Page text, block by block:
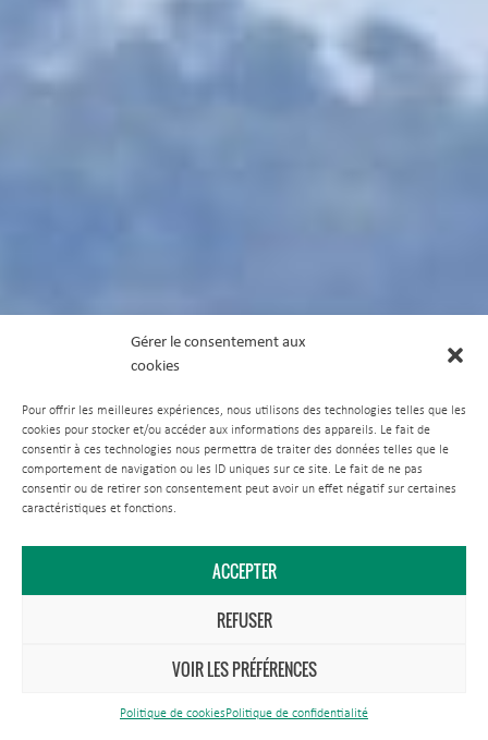
Gérer le consentement aux
cookies
Pour offrir les meilleures expériences, nous utilisons des technologies telles que les
cookies pour stocker et/ou accéder aux informations des appareils. Le fait de
consentir à ces technologies nous permettra de traiter des données telles que le
comportement de navigation ou les ID uniques sur ce site. Le fait de ne pas
consentir ou de retirer son consentement peut avoir un effet négatif sur certaines
caractéristiques et fonctions.
ACCEPTER
REFUSER
VOIR LES PRÉFÉRENCES
Politique de cookiesPolitique de confidentialité